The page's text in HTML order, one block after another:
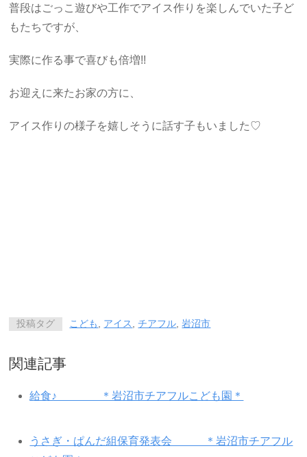
普段はごっこ遊びや工作でアイス作りを楽しんでいた子ど
もたちですが、
実際に作る事で喜びも倍増!!
お迎えに来たお家の方に、
アイス作りの様子を嬉しそうに話す子もいました♡
投稿タグ こども アイス ,チアフル ,岩沼市
関連記事
給食♪ ＊岩沼市チアフルこども園＊
うさぎ・ぱんだ組保育発表会 ＊岩沼市チアフル